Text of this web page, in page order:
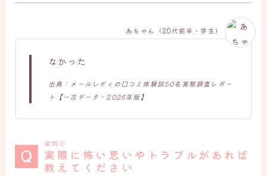
なかった
出典：メールレディの口コミ体験談50名実態調査レポー
ト【一次データ・2026年版】
あちゃん（20代前半・学生）
質問⑨
実際に怖い思いやトラブルがあれば
教えてください